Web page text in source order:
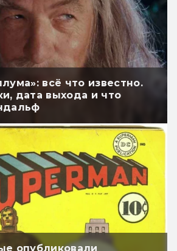
всё что известно.
дата выхода и что
опубликовали